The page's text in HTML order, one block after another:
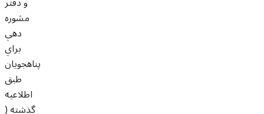
مشوره
دهي
براي
پناهجويان
طبق
اطلاعيه
گذشته (